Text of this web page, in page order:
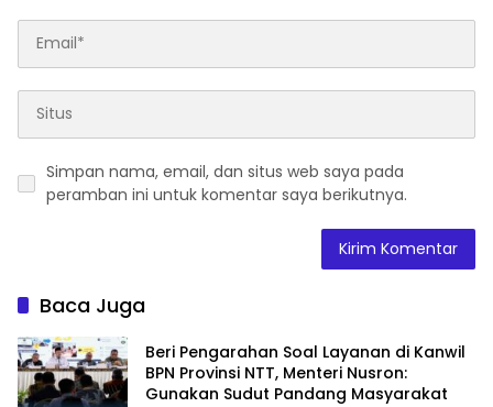
Simpan nama, email, dan situs web saya pada
peramban ini untuk komentar saya berikutnya.
Baca Juga
Beri Pengarahan Soal Layanan di Kanwil
BPN Provinsi NTT, Menteri Nusron:
Gunakan Sudut Pandang Masyarakat